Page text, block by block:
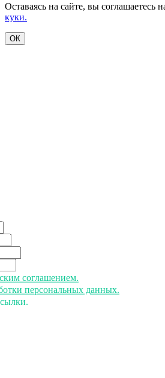
Оставаясь на сайте, вы соглашаетесь
куки.
ОК
соглашением.
персональных данных.